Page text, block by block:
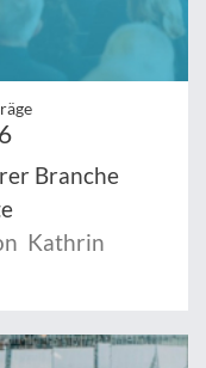
Branche
Kathrin